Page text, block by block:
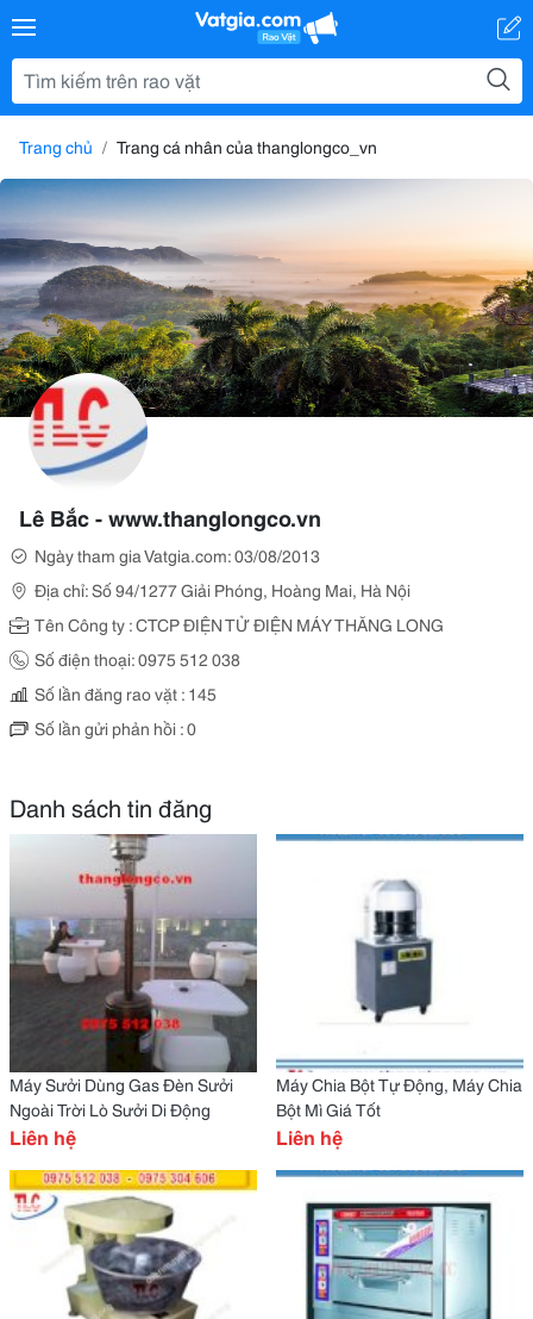
Trang chủ Trang cá nhân của thanglongco_vn
Lê Bắc - www.thanglongco.vn
Ngày tham gia Vatgia.com: 03/08/2013
Địa chỉ: Số 94/1277 Giải Phóng, Hoàng Mai, Hà Nội
Tên Công ty : CTCP ĐIỆN TỬ ĐIỆN MÁY THĂNG LONG
Số điện thoại: 0975 512 038
Số lần đăng rao vặt : 145
Số lần gửi phản hồi : 0
Danh sách tin đăng
Máy Sưởi Dùng Gas Đèn Sưởi
Ngoài Trời Lò Sưởi Di Động
Liên hệ
Máy Chia Bột Tự Động, Máy Chia
Bột Mì Giá Tốt
Liên hệ